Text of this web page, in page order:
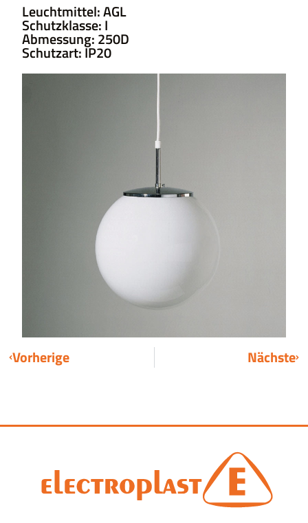
Leuchtmittel: AGL
Schutzklasse: I
Abmessung: 250D
Schutzart: IP20
Vorherige Nächste